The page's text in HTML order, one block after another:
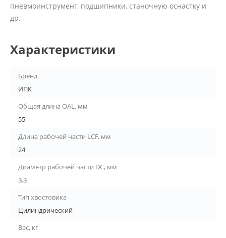
пневмоинструмент, подшипники, станочную оснастку и
др.
Характеристики
Бренд
ИПК
Общая длина OAL, мм
55
Длина рабочей части LCF, мм
24
Диаметр рабочей части DC, мм
3.3
Тип хвостовика
Цилиндрический
Вес, кг